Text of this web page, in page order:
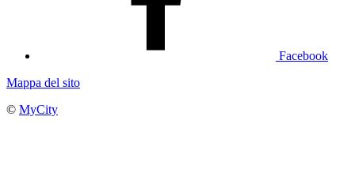
Facebook
Mappa del sito
© MyCity